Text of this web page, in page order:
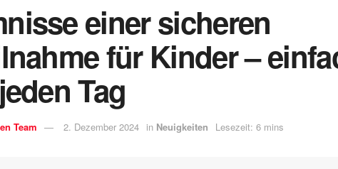
einer sicheren
für Kinder –
Tag
Team 2. Dezember 2024 in Neuigkeiten Lesezeit: 6 mins